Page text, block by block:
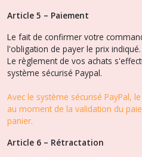
Article 5 – Paiement
Le fait de confirmer votre
l'obligation de payer le prix indiqué.
Le règlement de vos achats
système sécurisé Paypal.
Avec le système sécurisé PayPal,
au moment de la validation du
panier.
Article 6 – Rétractation